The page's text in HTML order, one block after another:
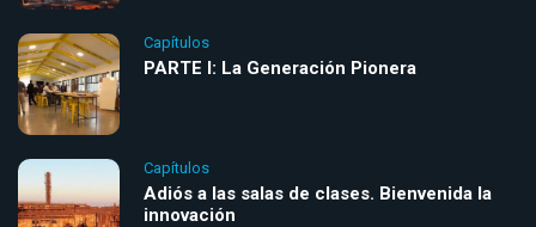
Capítulos
PARTE I: La Generación Pionera
Capítulos
Adiós a las salas de clases. Bienvenida la
innovación